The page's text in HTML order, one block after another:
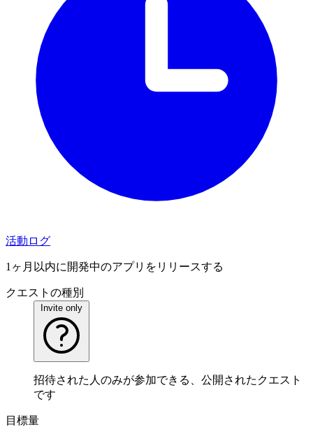
活動ログ
1ヶ月以内に開発中のアプリをリリースする
クエストの種別
Invite only
招待された人のみが参加できる、公開されたクエスト
です
目標量